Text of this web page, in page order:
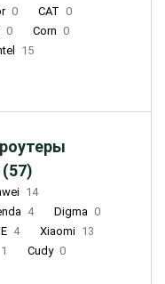
0 CAT 0
0 Corn 0
15
(57)
14
4 Digma 0
4 Xiaomi 13
1 Cudy 0